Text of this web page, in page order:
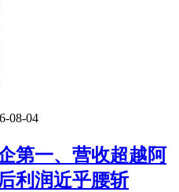
08-04
第一、营收超越阿
利润近乎腰斩